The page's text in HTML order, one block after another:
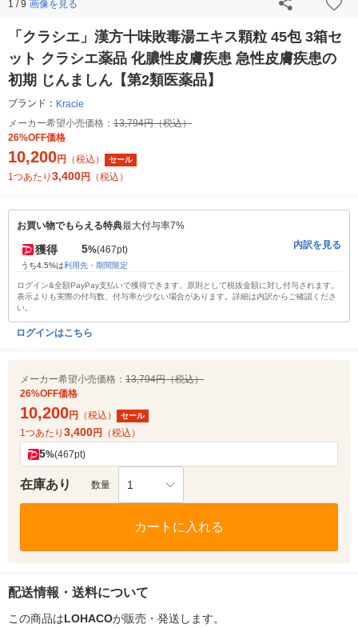
1 / 9 画像を見る
「クラシエ」漢方十味敗毒湯エキス顆粒 45包 3箱セ
ット クラシエ薬品 化膿性皮膚疾患 急性皮膚疾患の
初期 じんましん【第2類医薬品】
ブランド： Kracie
メーカー希望小売価格： 13,794円（税込）
26%OFF価格
10,200円 （税込） セール
1つあたり 3,400円 （税込）
お買い物でもらえる特典最大付与率7%
獲得 5%(467pt)
うち4.5%は利用先・期間限定
内訳を見る
ログイン&全額PayPay支払いで獲得できます。原則として税抜金額に対し付与されます。
表示よりも実際の付与数、付与率が少ない場合があります。詳細は内訳からご確認くださ
い。
ログインはこちら
メーカー希望小売価格： 13,794円（税込）
26%OFF価格
10,200円 （税込） セール
1つあたり 3,400円 （税込）
5%(467pt)
在庫あり 数量 1
カートに入れる
配送情報・送料について
この商品はLOHACOが販売・発送します。